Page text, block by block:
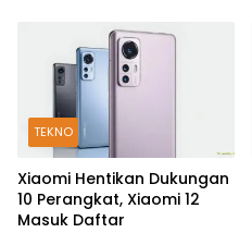
TEKNO
Xiaomi Hentikan Dukungan
10 Perangkat, Xiaomi 12
Masuk Daftar